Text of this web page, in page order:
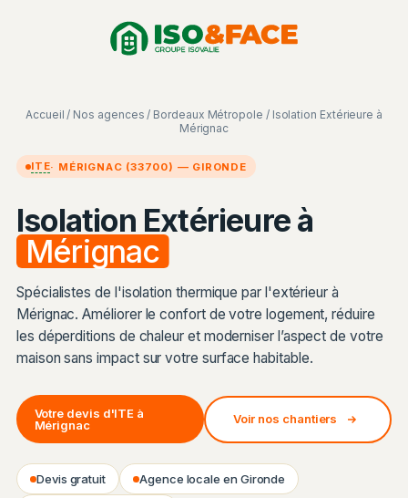
Accueil / Nos agences / Bordeaux Métropole / Isolation Extérieure à
Mérignac
ITE· MÉRIGNAC (33700) — GIRONDE
Isolation Extérieure à
Mérignac
Spécialistes de l'isolation thermique par l'extérieur à
Mérignac. Améliorer le confort de votre logement, réduire
les déperditions de chaleur et moderniser l’aspect de votre
maison sans impact sur votre surface habitable.
Votre devis d'ITE à
Mérignac
Voir nos chantiers
Devis gratuit Agence locale en Gironde